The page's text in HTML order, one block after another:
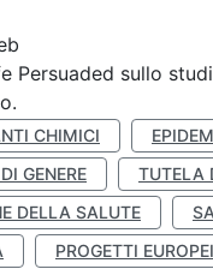
Persuaded sullo
CHIMICI
GENERE
TUTELA
DELLA SALUTE
PROGETTI EUROPEI